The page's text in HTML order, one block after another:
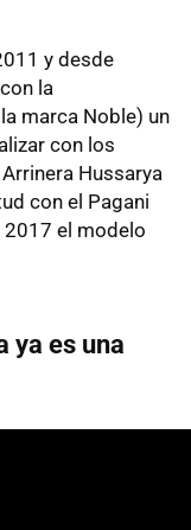
y desde
con la
marca Noble) un
con los
Hussarya
con el Pagani
2017 el modelo
ya es una